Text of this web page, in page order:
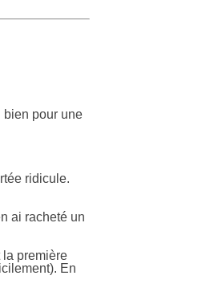
bien pour une
ridicule.
ai racheté un
la première
En